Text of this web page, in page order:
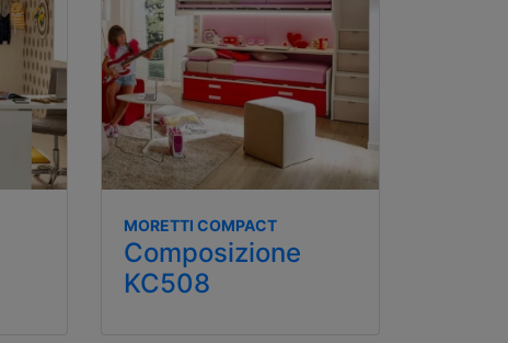
MORETTI COMPACT
Composizione
KC508